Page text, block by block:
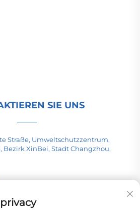
SIE UNS
Straße, Umweltschutzzentrum,
Bezirk XinBei, Stadt Changzhou,